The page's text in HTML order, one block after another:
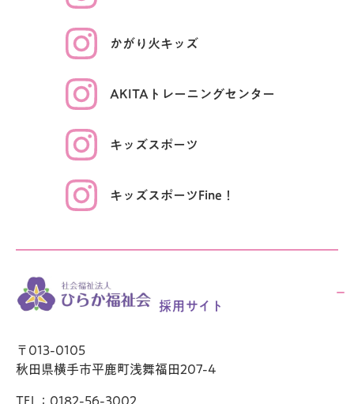
かがり火キッズ
AKITAトレーニングセンター
キッズスポーツ
キッズスポーツFine！
採用サイト
〒013-0105
秋田県横手市平鹿町浅舞福田207-4
TEL：0182-56-3002